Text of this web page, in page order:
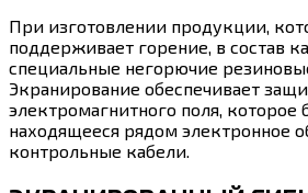
При изготовлении продукции,
поддерживает горение, в состав
специальные негорючие
Экранирование обеспечивает
электромагнитного поля, которое
находящееся рядом электронное
контрольные кабели.